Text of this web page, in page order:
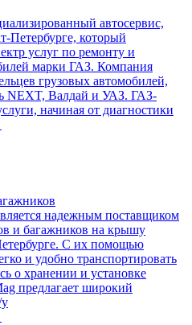
автосервис,
Петербурге, который
услуг по ремонту и
марки ГАЗ. Компания
грузовых автомобилей,
NEXT, Валдай и УАЗ. ГАЗ-
начиная от диагностики
надежным поставщиком
и багажников на крышу
С их помощью
и удобно транспортировать
о хранении и установке
предлагает широкий